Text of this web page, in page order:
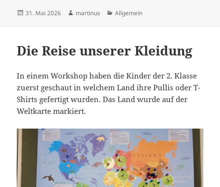
Veröffentlicht
31. Mai 2026 Autor
martinus Kategorien
Allgemein
Die Reise unserer Kleidung
In einem Workshop haben die Kinder der 2. Klasse
zuerst geschaut in welchem Land ihre Pullis oder T-
Shirts gefertigt wurden. Das Land wurde auf der
Weltkarte markiert.